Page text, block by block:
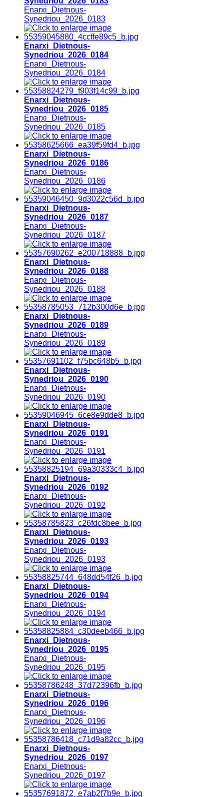
Enarxi_Dietnous-
Synedriou_2026_0183
Enarxi_Dietnous-
Synedriou_2026_0184
Enarxi_Dietnous-
Synedriou_2026_0184
Enarxi_Dietnous-
Synedriou_2026_0185
Enarxi_Dietnous-
Synedriou_2026_0185
Enarxi_Dietnous-
Synedriou_2026_0186
Enarxi_Dietnous-
Synedriou_2026_0186
Enarxi_Dietnous-
Synedriou_2026_0187
Enarxi_Dietnous-
Synedriou_2026_0187
Enarxi_Dietnous-
Synedriou_2026_0188
Enarxi_Dietnous-
Synedriou_2026_0188
Enarxi_Dietnous-
Synedriou_2026_0189
Enarxi_Dietnous-
Synedriou_2026_0189
Enarxi_Dietnous-
Synedriou_2026_0190
Enarxi_Dietnous-
Synedriou_2026_0190
Enarxi_Dietnous-
Synedriou_2026_0191
Enarxi_Dietnous-
Synedriou_2026_0191
Enarxi_Dietnous-
Synedriou_2026_0192
Enarxi_Dietnous-
Synedriou_2026_0192
Enarxi_Dietnous-
Synedriou_2026_0193
Enarxi_Dietnous-
Synedriou_2026_0193
Enarxi_Dietnous-
Synedriou_2026_0194
Enarxi_Dietnous-
Synedriou_2026_0194
Enarxi_Dietnous-
Synedriou_2026_0195
Enarxi_Dietnous-
Synedriou_2026_0195
Enarxi_Dietnous-
Synedriou_2026_0196
Enarxi_Dietnous-
Synedriou_2026_0196
Enarxi_Dietnous-
Synedriou_2026_0197
Enarxi_Dietnous-
Synedriou_2026_0197